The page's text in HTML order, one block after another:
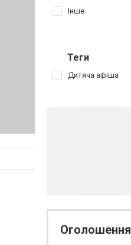
Інше
Теги
Дитяча афіша
Оголошення